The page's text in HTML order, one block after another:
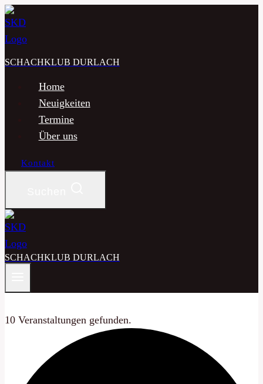
Zum
Inhalt
springen
SCHACHKLUB DURLACH
Home
Neuigkeiten
Termine
Über uns
Kontakt
SCHACHKLUB DURLACH
10 Veranstaltungen gefunden.